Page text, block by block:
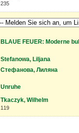
235
BLAUE FEUER: Moderne
Stefanowa, Liljana
Стефанова, Лиляна
Unruhe
Tkaczyk, Wilhelm
119